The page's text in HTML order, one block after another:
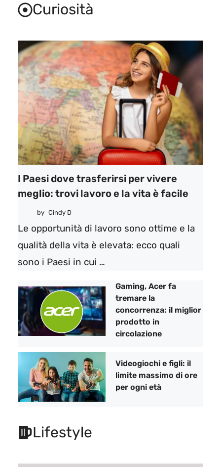
Curiosità
I Paesi dove trasferirsi per vivere
meglio: trovi lavoro e la vita è facile
by Cindy D
Le opportunità di lavoro sono ottime e la
qualità della vita è elevata: ecco quali
sono i Paesi in cui …
Gaming, Acer fa
tremare la
concorrenza: il miglior
prodotto in
circolazione
Videogiochi e figli: il
limite massimo di ore
per ogni età
Lifestyle